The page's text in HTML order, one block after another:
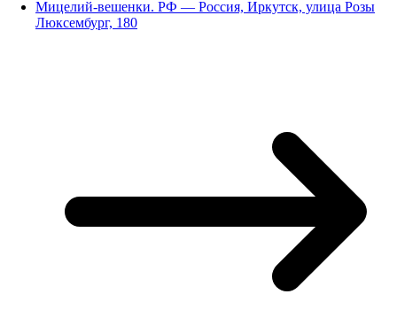
Мицелий-вешенки. РФ — Россия, Иркутск, улица Розы
Люксембург, 180